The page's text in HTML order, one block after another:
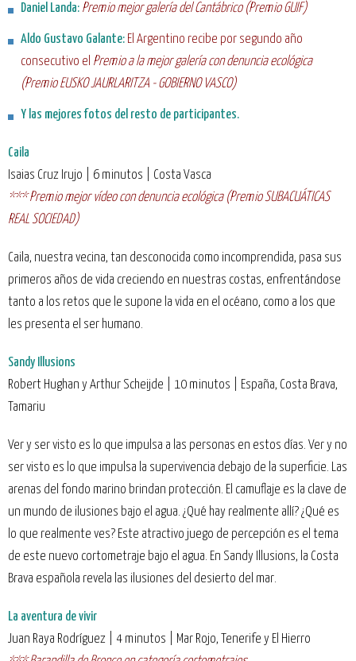
Daniel Landa: Premio mejor galería del Cantábrico (Premio GUIF)
Aldo Gustavo Galante: El Argentino recibe por segundo año
consecutivo el Premio a la mejor galería con denuncia ecológica
(Premio EUSKO JAURLARITZA - GOBIERNO VASCO)
Y las mejores fotos del resto de participantes.
Caila
Isaias Cruz Irujo | 6 minutos | Costa Vasca
*** Premio mejor vídeo con denuncia ecológica (Premio SUBACUÁTICAS
REAL SOCIEDAD)
Caila, nuestra vecina, tan desconocida como incomprendida, pasa sus
primeros años de vida creciendo en nuestras costas, enfrentándose
tanto a los retos que le supone la vida en el océano, como a los que
les presenta el ser humano.
Sandy Illusions
Robert Hughan y Arthur Scheijde | 10 minutos | España, Costa Brava,
Tamariu
Ver y ser visto es lo que impulsa a las personas en estos días. Ver y no
ser visto es lo que impulsa la supervivencia debajo de la superficie. Las
arenas del fondo marino brindan protección. El camuflaje es la clave de
un mundo de ilusiones bajo el agua. ¿Qué hay realmente allí? ¿Qué es
lo que realmente ves? Este atractivo juego de percepción es el tema
de este nuevo cortometraje bajo el agua. En Sandy Illusions, la Costa
Brava española revela las ilusiones del desierto del mar.
La aventura de vivir
Juan Raya Rodríguez | 4 minutos | Mar Rojo, Tenerife y El Hierro